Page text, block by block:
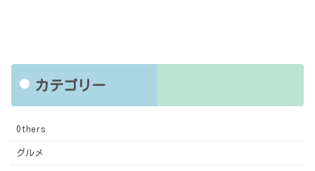
カテゴリー
Others
グルメ